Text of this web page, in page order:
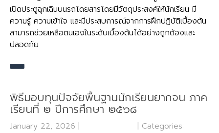
เปิดประตูฉุกเฉินบนรถโดยสารโดยมีวัตถุประสงค์ให้นักเรียน มี
ความรู้ ความเข้าใจ และมีประสบการณ์จากการฝึกปฏิบัติเบื้องต้น
สามารถช่วยเหลือตนเองในระดับเบื้องต้นได้อย่างถูกต้องและ
ปลอดภัย
พิธีมอบทุนปัจจัยพื้นฐานนักเรียนยากจน ภาค
เรียนที่ ๒ ปีการศึกษา ๒๕๖๘
January 22, 2026 | | Categories: